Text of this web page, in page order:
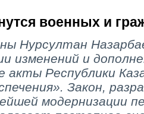
военных и
Нурсултан
изменений и
акты Республики
Закон,
модернизации